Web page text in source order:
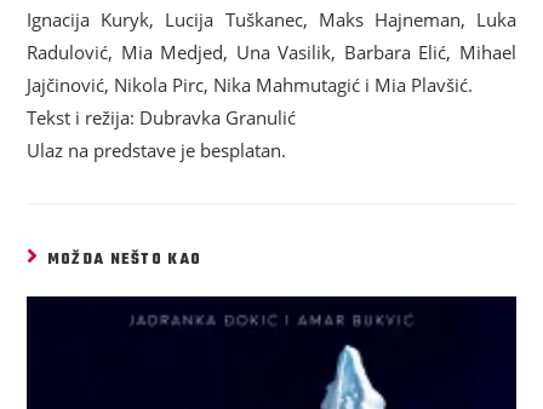
Ignacija Kuryk, Lucija Tuškanec, Maks Hajneman, Luka
Radulović, Mia Medjed, Una Vasilik, Barbara Elić, Mihael
Jajčinović, Nikola Pirc, Nika Mahmutagić i Mia Plavšić.
Tekst i režija: Dubravka Granulić
Ulaz na predstave je besplatan.
MOŽDA NEŠTO KAO